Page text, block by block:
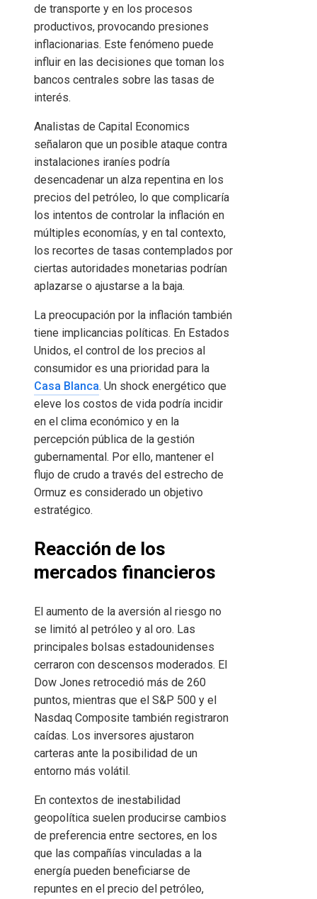
de transporte y en los procesos
productivos, provocando presiones
inflacionarias. Este fenómeno puede
influir en las decisiones que toman los
bancos centrales sobre las tasas de
interés.
Analistas de Capital Economics
señalaron que un posible ataque contra
instalaciones iraníes podría
desencadenar un alza repentina en los
precios del petróleo, lo que complicaría
los intentos de controlar la inflación en
múltiples economías, y en tal contexto,
los recortes de tasas contemplados por
ciertas autoridades monetarias podrían
aplazarse o ajustarse a la baja.
La preocupación por la inflación también
tiene implicancias políticas. En Estados
Unidos, el control de los precios al
consumidor es una prioridad para la
Casa Blanca. Un shock energético que
eleve los costos de vida podría incidir
en el clima económico y en la
percepción pública de la gestión
gubernamental. Por ello, mantener el
flujo de crudo a través del estrecho de
Ormuz es considerado un objetivo
estratégico.
Reacción de los
mercados financieros
El aumento de la aversión al riesgo no
se limitó al petróleo y al oro. Las
principales bolsas estadounidenses
cerraron con descensos moderados. El
Dow Jones retrocedió más de 260
puntos, mientras que el S&P 500 y el
Nasdaq Composite también registraron
caídas. Los inversores ajustaron
carteras ante la posibilidad de un
entorno más volátil.
En contextos de inestabilidad
geopolítica suelen producirse cambios
de preferencia entre sectores, en los
que las compañías vinculadas a la
energía pueden beneficiarse de
repuntes en el precio del petróleo,